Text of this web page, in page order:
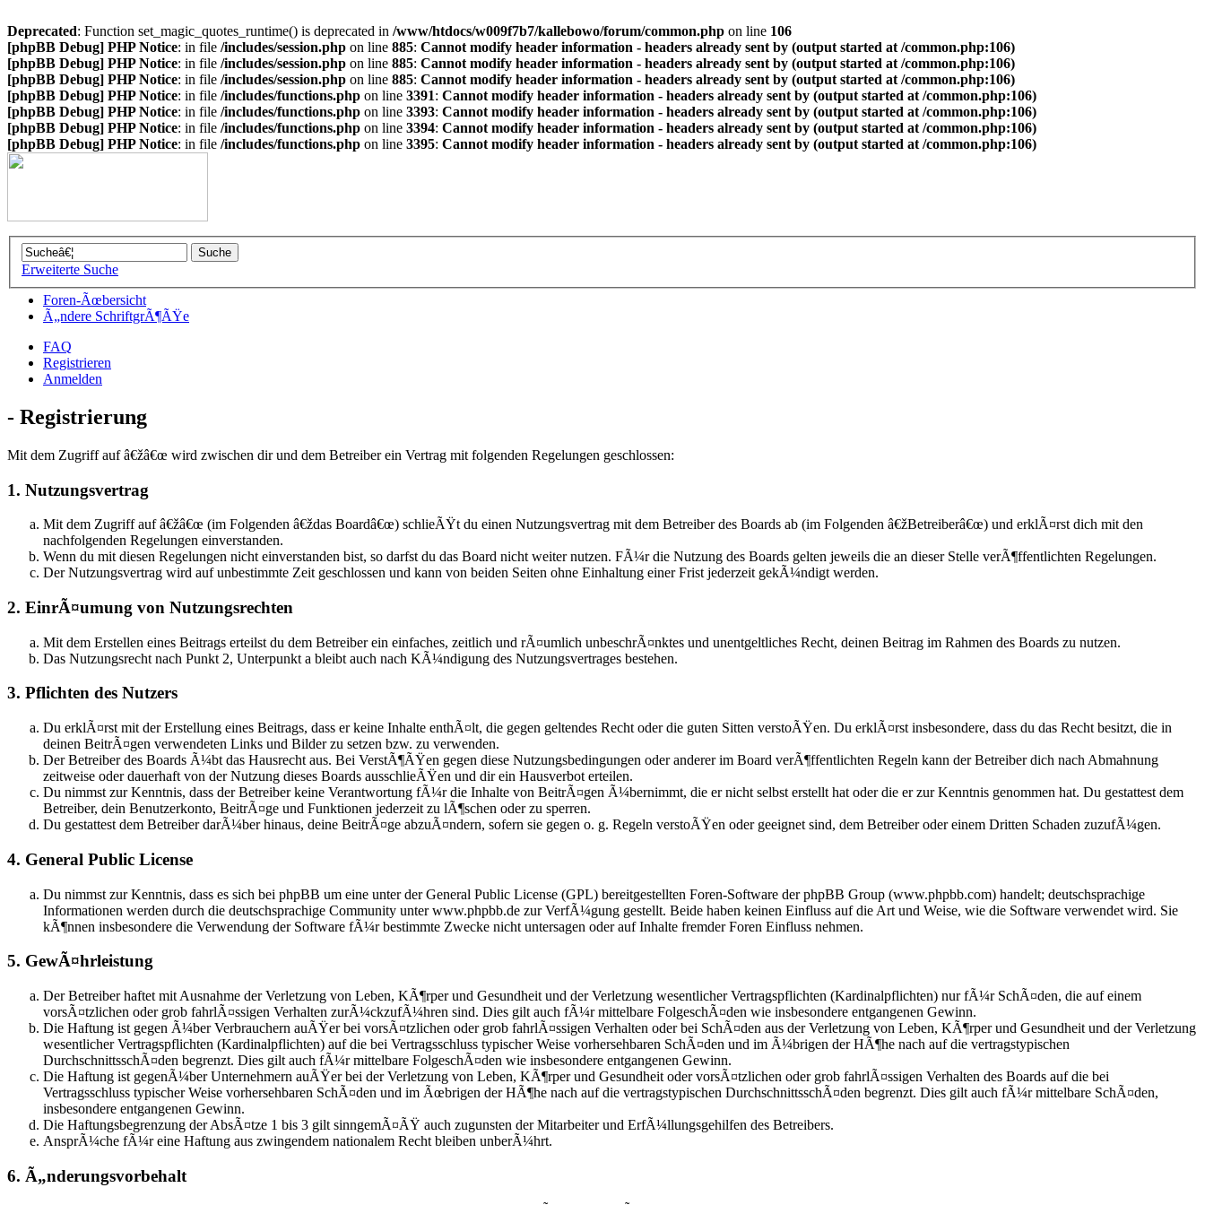
Deprecated: Function set_magic_quotes_runtime() is deprecated in /www/htdocs/w009f7b7/kallebowo/forum/common.php on line 106
[phpBB Debug] PHP Notice: in file /includes/session.php on line 885: Cannot modify header information - headers already sent by (output started at /common.php:106)
[phpBB Debug] PHP Notice: in file /includes/session.php on line 885: Cannot modify header information - headers already sent by (output started at /common.php:106)
[phpBB Debug] PHP Notice: in file /includes/session.php on line 885: Cannot modify header information - headers already sent by (output started at /common.php:106)
[phpBB Debug] PHP Notice: in file /includes/functions.php on line 3391: Cannot modify header information - headers already sent by (output started at /common.php:106)
[phpBB Debug] PHP Notice: in file /includes/functions.php on line 3393: Cannot modify header information - headers already sent by (output started at /common.php:106)
[phpBB Debug] PHP Notice: in file /includes/functions.php on line 3394: Cannot modify header information - headers already sent by (output started at /common.php:106)
[phpBB Debug] PHP Notice: in file /includes/functions.php on line 3395: Cannot modify header information - headers already sent by (output started at /common.php:106)
Erweiterte Suche
Foren-Ãœbersicht
Ã„ndere SchriftgrÃ¶ÃŸe
FAQ
Registrieren
Anmelden
- Registrierung
Mit dem Zugriff auf â€žâ€œ wird zwischen dir und dem Betreiber ein Vertrag mit folgenden Regelungen geschlossen:
1. Nutzungsvertrag
Mit dem Zugriff auf â€žâ€œ (im Folgenden â€ždas Boardâ€œ) schlieÃŸt du einen Nutzungsvertrag mit dem Betreiber des Boards ab (im Folgenden â€žBetreiberâ€œ) und erklÃ¤rst dich mit den
nachfolgenden Regelungen einverstanden.
Wenn du mit diesen Regelungen nicht einverstanden bist, so darfst du das Board nicht weiter nutzen. FÃ¼r die Nutzung des Boards gelten jeweils die an dieser Stelle verÃ¶ffentlichten Regelungen.
Der Nutzungsvertrag wird auf unbestimmte Zeit geschlossen und kann von beiden Seiten ohne Einhaltung einer Frist jederzeit gekÃ¼ndigt werden.
2. EinrÃ¤umung von Nutzungsrechten
Mit dem Erstellen eines Beitrags erteilst du dem Betreiber ein einfaches, zeitlich und rÃ¤umlich unbeschrÃ¤nktes und unentgeltliches Recht, deinen Beitrag im Rahmen des Boards zu nutzen.
Das Nutzungsrecht nach Punkt 2, Unterpunkt a bleibt auch nach KÃ¼ndigung des Nutzungsvertrages bestehen.
3. Pflichten des Nutzers
Du erklÃ¤rst mit der Erstellung eines Beitrags, dass er keine Inhalte enthÃ¤lt, die gegen geltendes Recht oder die guten Sitten verstoÃŸen. Du erklÃ¤rst insbesondere, dass du das Recht besitzt, die in
deinen BeitrÃ¤gen verwendeten Links und Bilder zu setzen bzw. zu verwenden.
Der Betreiber des Boards Ã¼bt das Hausrecht aus. Bei VerstÃ¶ÃŸen gegen diese Nutzungsbedingungen oder anderer im Board verÃ¶ffentlichten Regeln kann der Betreiber dich nach Abmahnung
zeitweise oder dauerhaft von der Nutzung dieses Boards ausschlieÃŸen und dir ein Hausverbot erteilen.
Du nimmst zur Kenntnis, dass der Betreiber keine Verantwortung fÃ¼r die Inhalte von BeitrÃ¤gen Ã¼bernimmt, die er nicht selbst erstellt hat oder die er zur Kenntnis genommen hat. Du gestattest dem
Betreiber, dein Benutzerkonto, BeitrÃ¤ge und Funktionen jederzeit zu lÃ¶schen oder zu sperren.
Du gestattest dem Betreiber darÃ¼ber hinaus, deine BeitrÃ¤ge abzuÃ¤ndern, sofern sie gegen o. g. Regeln verstoÃŸen oder geeignet sind, dem Betreiber oder einem Dritten Schaden zuzufÃ¼gen.
4. General Public License
Du nimmst zur Kenntnis, dass es sich bei phpBB um eine unter der General Public License (GPL) bereitgestellten Foren-Software der phpBB Group (www.phpbb.com) handelt; deutschsprachige
Informationen werden durch die deutschsprachige Community unter www.phpbb.de zur VerfÃ¼gung gestellt. Beide haben keinen Einfluss auf die Art und Weise, wie die Software verwendet wird. Sie
kÃ¶nnen insbesondere die Verwendung der Software fÃ¼r bestimmte Zwecke nicht untersagen oder auf Inhalte fremder Foren Einfluss nehmen.
5. GewÃ¤hrleistung
Der Betreiber haftet mit Ausnahme der Verletzung von Leben, KÃ¶rper und Gesundheit und der Verletzung wesentlicher Vertragspflichten (Kardinalpflichten) nur fÃ¼r SchÃ¤den, die auf einem
vorsÃ¤tzlichen oder grob fahrlÃ¤ssigen Verhalten zurÃ¼ckzufÃ¼hren sind. Dies gilt auch fÃ¼r mittelbare FolgeschÃ¤den wie insbesondere entgangenen Gewinn.
Die Haftung ist gegen Ã¼ber Verbrauchern auÃŸer bei vorsÃ¤tzlichen oder grob fahrlÃ¤ssigen Verhalten oder bei SchÃ¤den aus der Verletzung von Leben, KÃ¶rper und Gesundheit und der Verletzung
wesentlicher Vertragspflichten (Kardinalpflichten) auf die bei Vertragsschluss typischer Weise vorhersehbaren SchÃ¤den und im Ã¼brigen der HÃ¶he nach auf die vertragstypischen
DurchschnittsschÃ¤den begrenzt. Dies gilt auch fÃ¼r mittelbare FolgeschÃ¤den wie insbesondere entgangenen Gewinn.
Die Haftung ist gegenÃ¼ber Unternehmern auÃŸer bei der Verletzung von Leben, KÃ¶rper und Gesundheit oder vorsÃ¤tzlichen oder grob fahrlÃ¤ssigen Verhalten des Boards auf die bei
Vertragsschluss typischer Weise vorhersehbaren SchÃ¤den und im Ãœbrigen der HÃ¶he nach auf die vertragstypischen DurchschnittsschÃ¤den begrenzt. Dies gilt auch fÃ¼r mittelbare SchÃ¤den,
insbesondere entgangenen Gewinn.
Die Haftungsbegrenzung der AbsÃ¤tze 1 bis 3 gilt sinngemÃ¤ÃŸ auch zugunsten der Mitarbeiter und ErfÃ¼llungsgehilfen des Betreibers.
AnsprÃ¼che fÃ¼r eine Haftung aus zwingendem nationalem Recht bleiben unberÃ¼hrt.
6. Ã„nderungsvorbehalt